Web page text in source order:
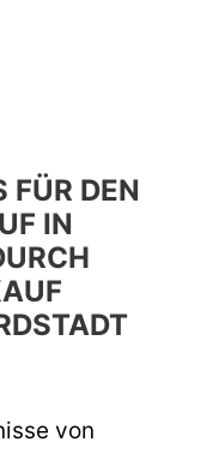
FÜR DEN
IN
von